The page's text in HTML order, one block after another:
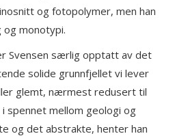
og fotopolymer, men han
monotypi.
Svensen særlig opptatt av det
solide grunnfjellet vi lever
glemt, nærmest redusert til
spennet mellom geologi og
og det abstrakte, henter han